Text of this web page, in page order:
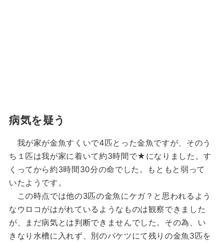
病気を疑う
我が家が金魚すくいで4匹とった金魚ですが、そのう
ち１匹は我が家に着いて約3時間で★になりました。す
くってから約3時間30分の命でした。もともと弱って
いたようです。
この時点では他の3匹の金魚にケガ？と思われるよう
なウロコがはがれているようなものは観察できました
が、まだ病気とは判断できませんでした。その為、い
きなり水槽に入れず、別のバケツにて残りの金魚3匹を